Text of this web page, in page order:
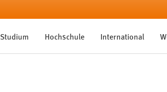
Studium Hochschule International